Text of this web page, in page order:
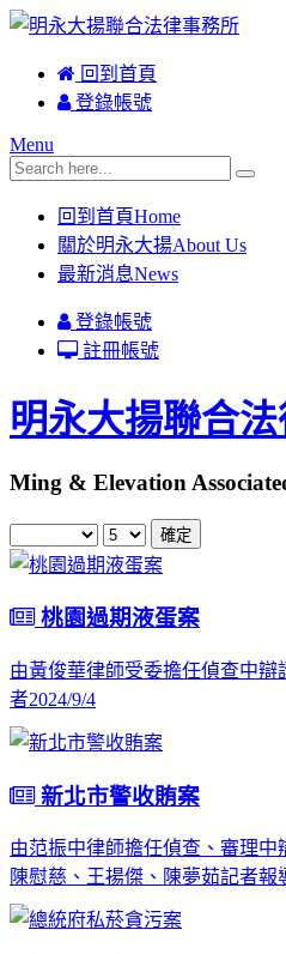
回到首頁
登錄帳號
Menu
回到首頁Home
關於明永大揚About Us
最新消息News
登錄帳號
註冊帳號
明永大揚聯合
Ming & Elevation
桃園過期液蛋案
由黃俊華律師受委擔任偵查中
者2024/9/4
新北市警收賄案
由范振中律師擔任偵查、審理
陳慰慈、王揚傑、陳夢茹記者報